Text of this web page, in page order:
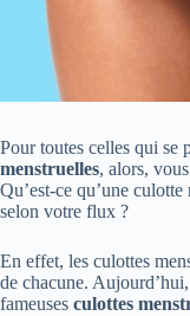
Pour toutes celles qui se
menstruelles, alors,
Qu’est-ce qu’une
selon votre flux ?
En effet, les culottes
de chacune.
fameuses culottes